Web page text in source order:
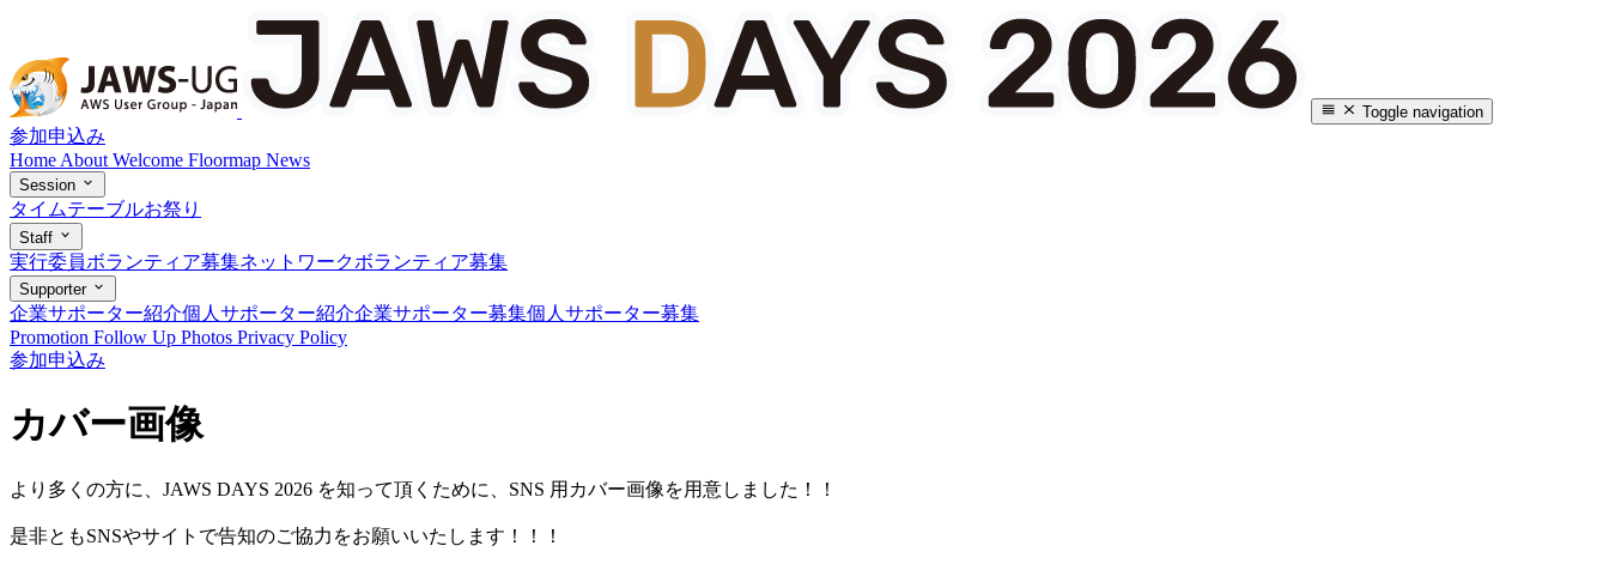
Toggle navigation
参加申込み
Home About Welcome Floormap News
Session
タイムテーブルお祭り
Staff
実行委員ボランティア募集ネットワークボランティア募集
Supporter
企業サポーター紹介個人サポーター紹介企業サポーター募集個人サポーター募集
Promotion Follow Up Photos Privacy Policy
参加申込み
カバー画像
より多くの方に、JAWS DAYS 2026 を知って頂くために、SNS 用カバー画像を用意しました！！
是非ともSNSやサイトで告知のご協力をお願いいたします！！！